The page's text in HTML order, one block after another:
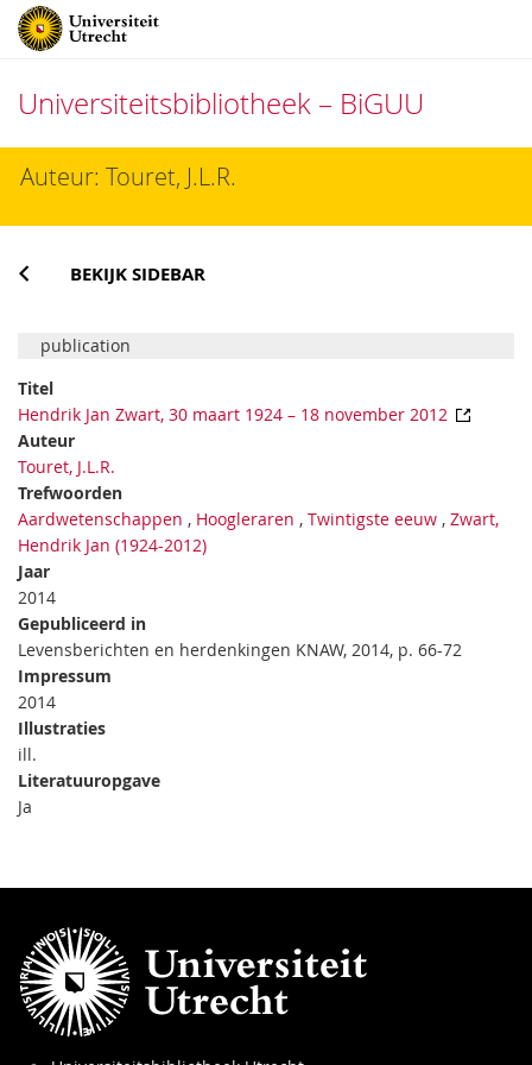
Universiteitsbibliotheek – BiGUU
naarAuteur: Touret, J.L.R.
BEKIJK SIDEBAR
publication
Titel
Hendrik Jan Zwart, 30 maart 1924 – 18 november 2012
Auteur
Touret, J.L.R.
Trefwoorden
Aardwetenschappen , Hoogleraren , Twintigste eeuw , Zwart,
Hendrik Jan (1924-2012)
Jaar
2014
Gepubliceerd in
Levensberichten en herdenkingen KNAW, 2014, p. 66-72
Impressum
2014
Illustraties
ill.
Literatuuropgave
Ja